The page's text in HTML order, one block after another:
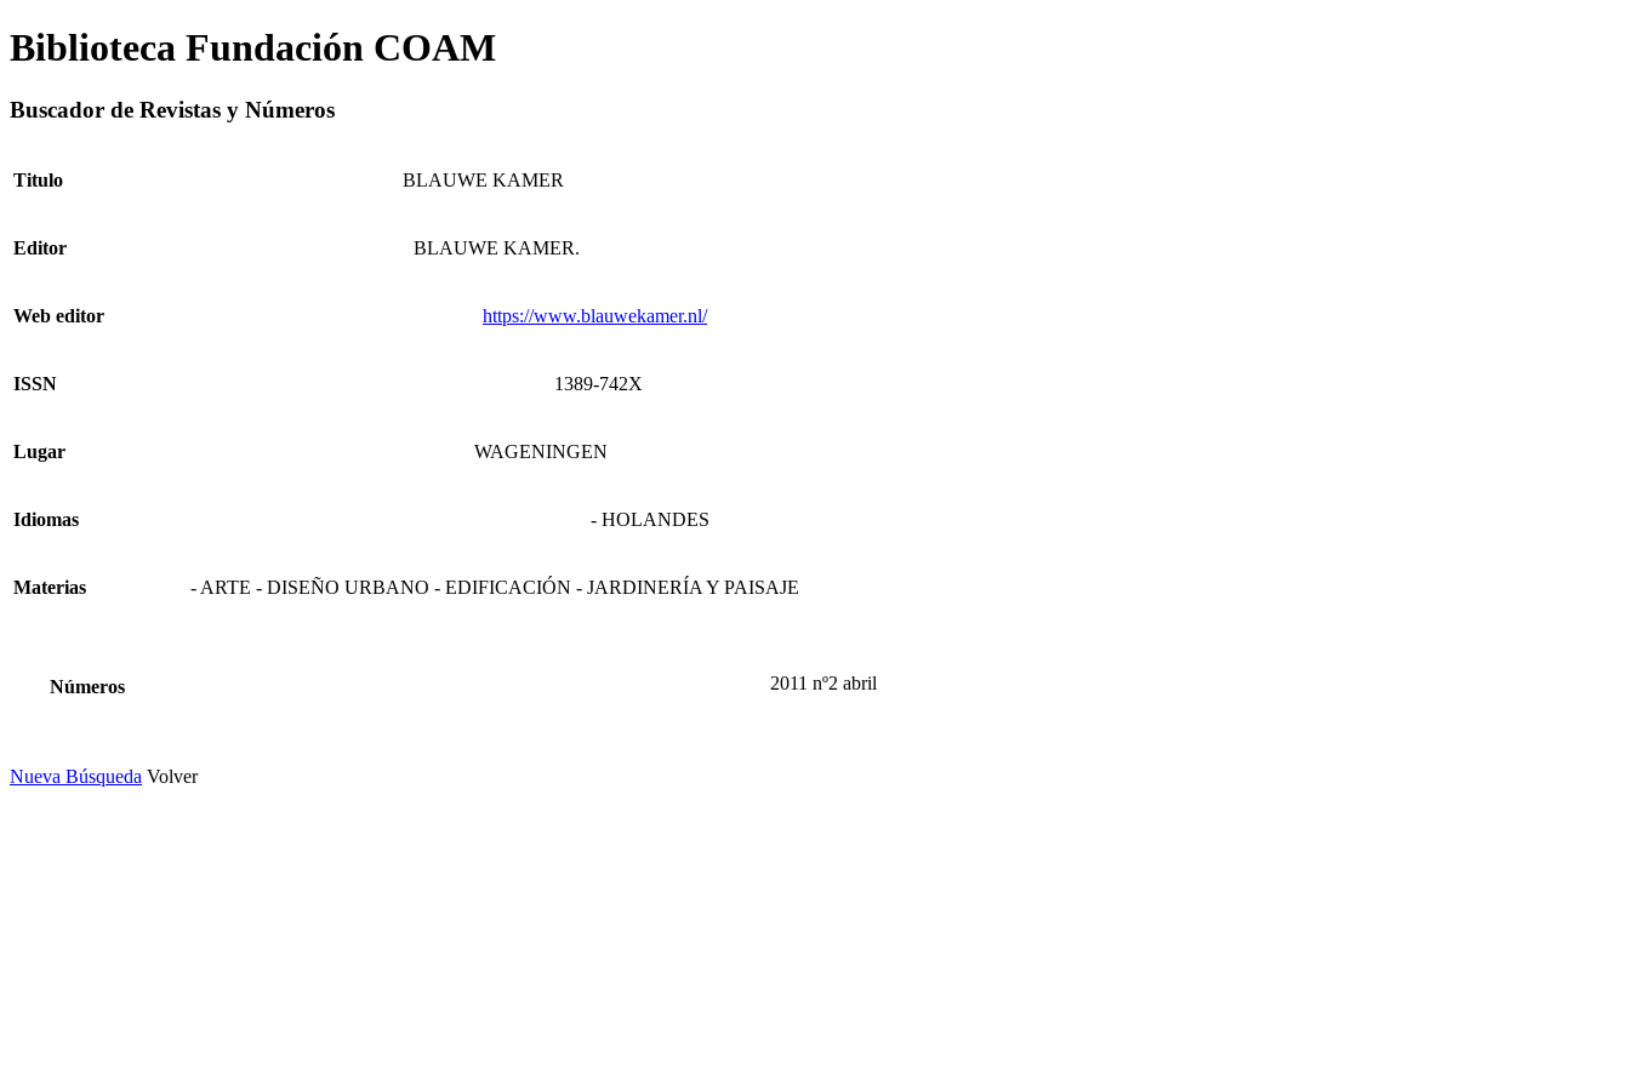
Biblioteca Fundación COAM
Buscador de Revistas y Números
Titulo BLAUWE KAMER
Editor BLAUWE KAMER.
Web editor https://www.blauwekamer.nl/
ISSN 1389-742X
Lugar WAGENINGEN
Idiomas - HOLANDES
Materias - ARTE - DISEÑO URBANO - EDIFICACIÓN - JARDINERÍA Y PAISAJE
Números 2011 nº2 abril
Nueva Búsqueda Volver